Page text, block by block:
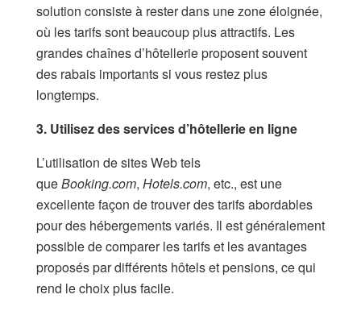
solution consiste à rester dans une zone éloignée,
où les tarifs sont beaucoup plus attractifs. Les
grandes chaînes d’hôtellerie proposent souvent
des rabais importants si vous restez plus
longtemps.
3. Utilisez des services d’hôtellerie en ligne
L’utilisation de sites Web tels
queBooking.com, Hotels.com, etc., est une
excellente façon de trouver des tarifs abordables
pour des hébergements variés. Il est généralement
possible de comparer les tarifs et les avantages
proposés par différents hôtels et pensions, ce qui
rend le choix plus facile.